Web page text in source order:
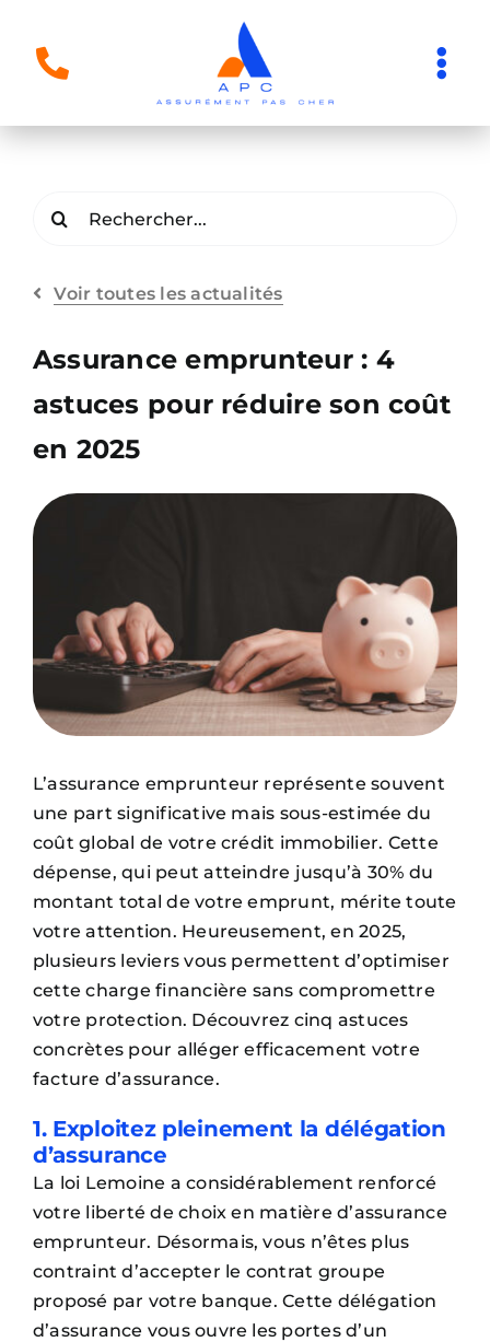
contenu
Changer votre assurance de prêt
Loi Lemoine
Nous contacter
Actualités
Voir toutes les actualités
Assurance emprunteur : 4
astuces pour réduire son coût
en 2025
L’assurance emprunteur représente souvent
une part significative mais sous-estimée du
coût global de votre crédit immobilier. Cette
dépense, qui peut atteindre jusqu’à 30% du
montant total de votre emprunt, mérite toute
votre attention. Heureusement, en 2025,
plusieurs leviers vous permettent d’optimiser
cette charge financière sans compromettre
votre protection. Découvrez cinq astuces
concrètes pour alléger efficacement votre
facture d’assurance.
1. Exploitez pleinement la délégation
d’assurance
La loi Lemoine a considérablement renforcé
votre liberté de choix en matière d’assurance
emprunteur. Désormais, vous n’êtes plus
contraint d’accepter le contrat groupe
proposé par votre banque. Cette délégation
d’assurance vous ouvre les portes d’un